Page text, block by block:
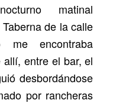
matinal
de la calle
encontraba
entre el bar, el
desbordándose
por rancheras